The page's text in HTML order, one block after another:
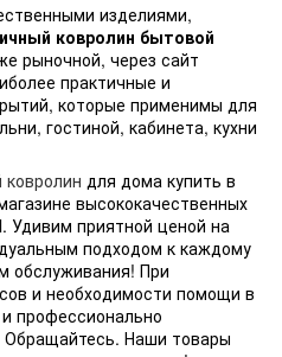
изделиями,
ковролин бытовой
рыночной, через сайт
практичные и
которые применимы для
гостиной, кабинета, кухни
для дома купить в
высококачественных
Удивим приятной ценой на
подходом к каждому
обслуживания! При
и необходимости помощи в
профессионально
Обращайтесь. Наши товары